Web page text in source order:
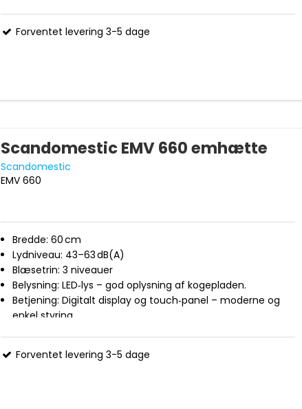
Forventet levering 3-5 dage
Scandomestic EMV 660 emhætte
Scandomestic
EMV 660
Bredde: 60 cm
Lydniveau: 43–63 dB(A)
Blæsetrin: 3 niveauer
Belysning: LED‑lys – god oplysning af kogepladen.
Betjening: Digitalt display og touch‑panel – moderne og
enkel styring.
Forventet levering 3-5 dage